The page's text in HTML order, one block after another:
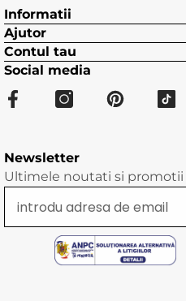
Informatii
Ajutor
Contul tau
Social media
Newsletter
Ultimele noutati si promotii